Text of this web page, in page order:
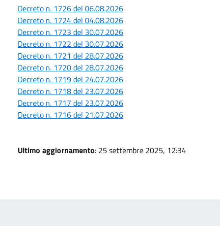
Decreto n. 1726 del 06.08.2026
Decreto n. 1724 del 04.08.2026
Decreto n. 1723 del 30.07.2026
Decreto n. 1722 del 30.07.2026
Decreto n. 1721 del 28.07.2026
Decreto n. 1720 del 28.07.2026
Decreto n. 1719 del 24.07.2026
Decreto n. 1718 del 23.07.2026
Decreto n. 1717 del 23.07.2026
Decreto n. 1716 del 21.07.2026
Ultimo aggiornamento: 25 settembre 2025, 12:34